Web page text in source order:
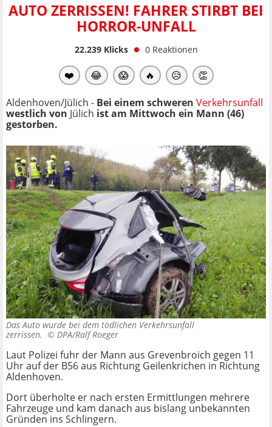
AUTO ZERRISSEN! FAHRER STIRBT BEI
HORROR-UNFALL
22.239Klicks 0 Reaktionen
❤️ 😂 😱 🔥 😥 👏
Aldenhoven/Jülich - Bei einem schweren Verkehrsunfall
westlich von Jülich ist am Mittwoch ein Mann (46)
gestorben.
Das Auto wurde bei dem tödlichen Verkehrsunfall
zerrissen. © DPA/Ralf Roeger
Laut Polizei fuhr der Mann aus Grevenbroich gegen 11
Uhr auf der B56 aus Richtung Geilenkrichen in Richtung
Aldenhoven.
Dort überholte er nach ersten Ermittlungen mehrere
Fahrzeuge und kam danach aus bislang unbekannten
Gründen ins Schlingern.